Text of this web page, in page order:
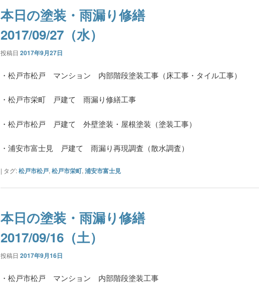
本日の塗装・雨漏り修繕
2017/09/27（水）
投稿日 2017年9月27日
・松戸市松戸 マンション 内部階段塗装工事（床工事・タイル工事）
・松戸市栄町 戸建て 雨漏り修繕工事
・松戸市松戸 戸建て 外壁塗装・屋根塗装（塗装工事）
・浦安市富士見 戸建て 雨漏り再現調査（散水調査）
| タグ:松戸市松戸, 松戸市栄町, 浦安市富士見
本日の塗装・雨漏り修繕
2017/09/16（土）
投稿日 2017年9月16日
・松戸市松戸 マンション 内部階段塗装工事